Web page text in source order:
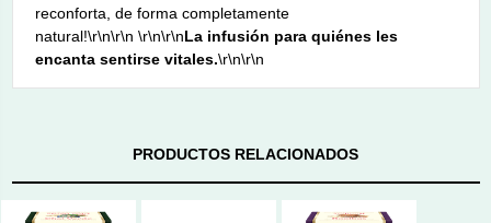
reconforta, de forma completamente
natural!\r\n\r\n \r\n\r\nLa infusión para quiénes les
encanta sentirse vitales.\r\n\r\n
PRODUCTOS RELACIONADOS